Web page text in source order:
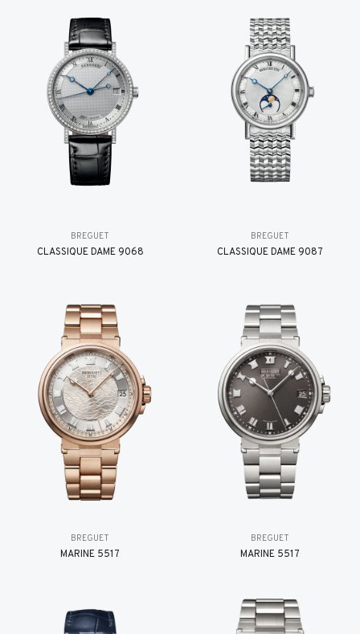
BREGUET
CLASSIQUE DAME 9068
BREGUET
CLASSIQUE DAME 9087
BREGUET
MARINE 5517
BREGUET
MARINE 5517